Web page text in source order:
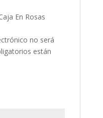
En Rosas
no será
están